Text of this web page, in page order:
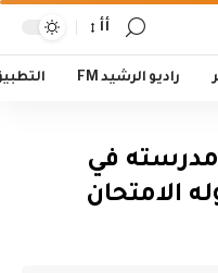
أأ
راديو الرشيد FM
في
الامتحان